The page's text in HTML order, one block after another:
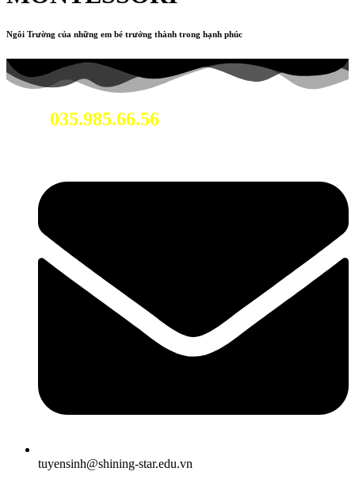
Ngôi Trường của những em bé trưởng thành trong hạnh phúc
035.985.66.56
tuyensinh@shining-star.edu.vn